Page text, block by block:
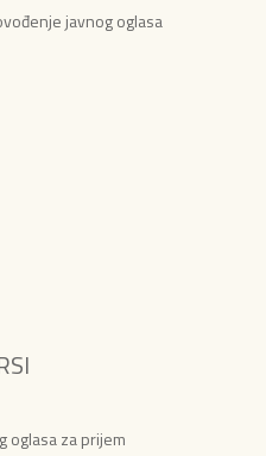
javnog oglasa
oglasa za prijem